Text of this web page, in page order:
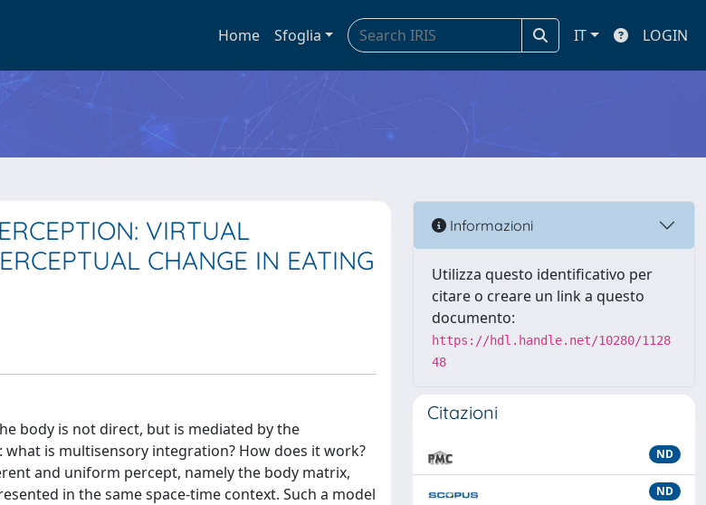
Home Sfoglia IT LOGIN
VIRTUAL
CHANGE IN EATING
body is not direct, but is mediated by the
is multisensory integration? How does it work?
and uniform percept, namely the body matrix,
in the same space-time context. Such a model
Informazioni
Utilizza questo identificativo per
citare o creare un link a questo
documento:
https://hdl.handle.net/10280/1128
48
Citazioni
ND
ND